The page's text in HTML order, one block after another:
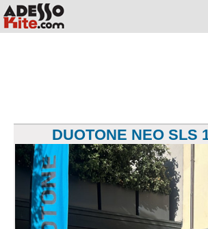
DUOTONE NEO SLS